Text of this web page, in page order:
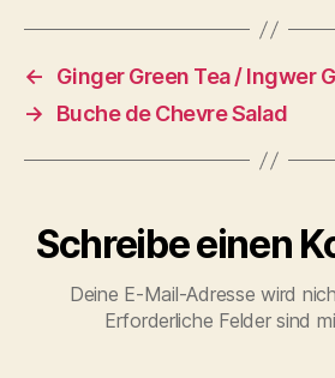
←
Ginger Green Tea / Ingwer
→
Buche de Chevre Salad
Schreibe einen
Deine E-Mail-Adresse wird
Erforderliche Felder sind